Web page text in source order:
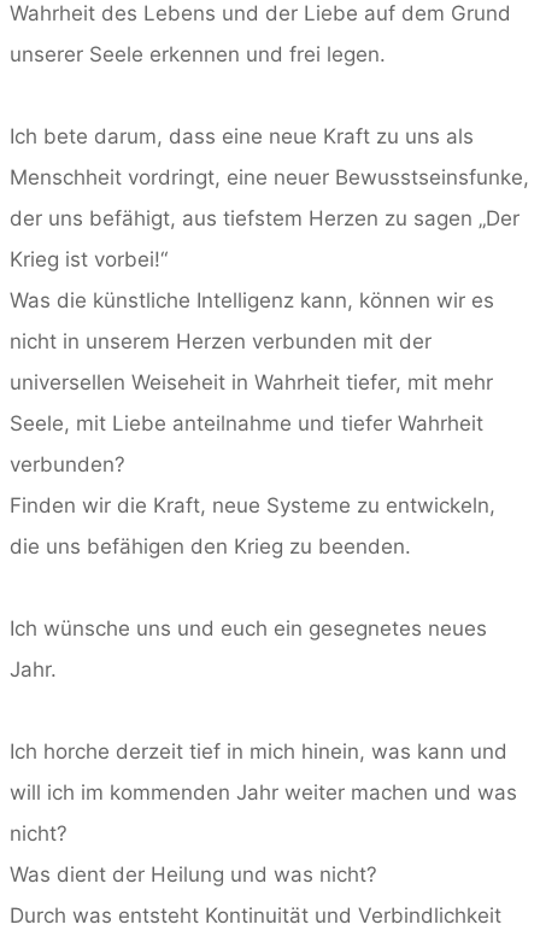
Wahrheit des Lebens und der Liebe auf dem Grund
unserer Seele erkennen und frei legen.
Ich bete darum, dass eine neue Kraft zu uns als
Menschheit vordringt, eine neuer Bewusstseinsfunke,
der uns befähigt, aus tiefstem Herzen zu sagen „Der
Krieg ist vorbei!“
Was die künstliche Intelligenz kann, können wir es
nicht in unserem Herzen verbunden mit der
universellen Weiseheit in Wahrheit tiefer, mit mehr
Seele, mit Liebe anteilnahme und tiefer Wahrheit
verbunden?
Finden wir die Kraft, neue Systeme zu entwickeln,
die uns befähigen den Krieg zu beenden.
Ich wünsche uns und euch ein gesegnetes neues
Jahr.
Ich horche derzeit tief in mich hinein, was kann und
will ich im kommenden Jahr weiter machen und was
nicht?
Was dient der Heilung und was nicht?
Durch was entsteht Kontinuität und Verbindlichkeit